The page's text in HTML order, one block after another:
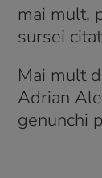
mai mult,
sursei
Mai mult
Adrian
genunchi